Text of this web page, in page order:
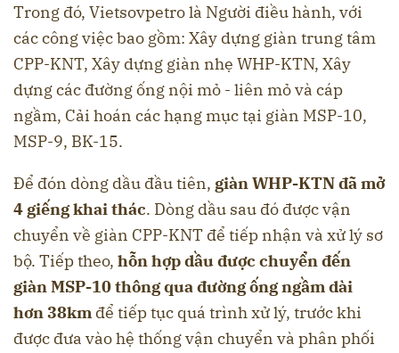
Trong đó, Vietsovpetro là Người điều hành, với
các công việc bao gồm: Xây dựng giàn trung tâm
CPP-KNT, Xây dựng giàn nhẹ WHP-KTN, Xây
dựng các đường ống nội mỏ - liên mỏ và cáp
ngầm, Cải hoán các hạng mục tại giàn MSP-10,
MSP-9, BK-15.
Để đón dòng dầu đầu tiên, giàn WHP-KTN đã mở
4 giếng khai thác. Dòng dầu sau đó được vận
chuyển về giàn CPP-KNT để tiếp nhận và xử lý sơ
bộ. Tiếp theo, hỗn hợp dầu được chuyển đến
giàn MSP-10 thông qua đường ống ngầm dài
hơn 38km để tiếp tục quá trình xử lý, trước khi
được đưa vào hệ thống vận chuyển và phân phối